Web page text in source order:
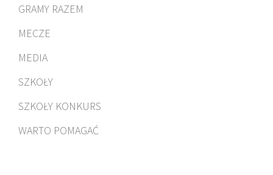
GRAMY RAZEM
MECZE
MEDIA
SZKOŁY
SZKOŁY KONKURS
WARTO POMAGAĆ